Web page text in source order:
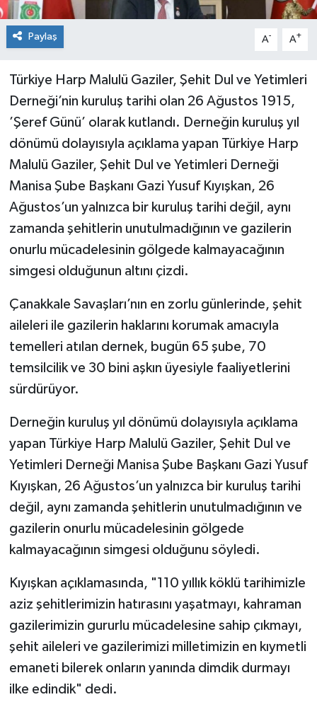
Paylaş A- A+
Türkiye Harp Malulü Gaziler, Şehit Dul ve Yetimleri
Derneği’nin kuruluş tarihi olan 26 Ağustos 1915,
’Şeref Günü’ olarak kutlandı. Derneğin kuruluş yıl
dönümü dolayısıyla açıklama yapan Türkiye Harp
Malulü Gaziler, Şehit Dul ve Yetimleri Derneği
Manisa Şube Başkanı Gazi Yusuf Kıyışkan, 26
Ağustos’un yalnızca bir kuruluş tarihi değil, aynı
zamanda şehitlerin unutulmadığının ve gazilerin
onurlu mücadelesinin gölgede kalmayacağının
simgesi olduğunun altını çizdi.
Çanakkale Savaşları’nın en zorlu günlerinde, şehit
aileleri ile gazilerin haklarını korumak amacıyla
temelleri atılan dernek, bugün 65 şube, 70
temsilcilik ve 30 bini aşkın üyesiyle faaliyetlerini
sürdürüyor.
Derneğin kuruluş yıl dönümü dolayısıyla açıklama
yapan Türkiye Harp Malulü Gaziler, Şehit Dul ve
Yetimleri Derneği Manisa Şube Başkanı Gazi Yusuf
Kıyışkan, 26 Ağustos’un yalnızca bir kuruluş tarihi
değil, aynı zamanda şehitlerin unutulmadığının ve
gazilerin onurlu mücadelesinin gölgede
kalmayacağının simgesi olduğunu söyledi.
Kıyışkan açıklamasında, "110 yıllık köklü tarihimizle
aziz şehitlerimizin hatırasını yaşatmayı, kahraman
gazilerimizin gururlu mücadelesine sahip çıkmayı,
şehit aileleri ve gazilerimizi milletimizin en kıymetli
emaneti bilerek onların yanında dimdik durmayı
ilke edindik" dedi.